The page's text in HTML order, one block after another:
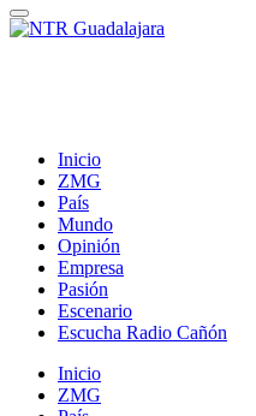
Inicio
ZMG
País
Mundo
Opinión
Empresa
Pasión
Escenario
Escucha Radio Cañón
Inicio
ZMG